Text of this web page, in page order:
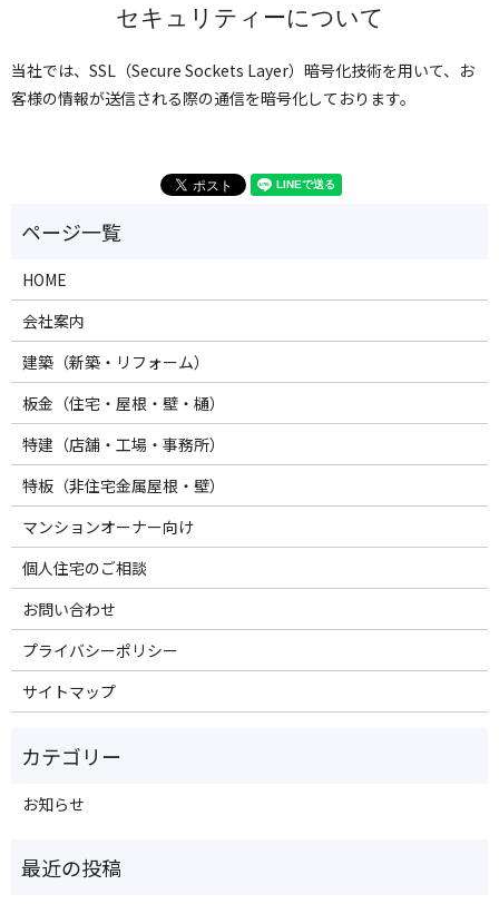
セキュリティーについて
当社では、SSL（Secure Sockets Layer）暗号化技術を用いて、お
客様の情報が送信される際の通信を暗号化しております。
HOME
会社案内
建築（新築・リフォーム）
板金（住宅・屋根・壁・樋）
特建（店舗・工場・事務所）
特板（非住宅金属屋根・壁）
マンションオーナー向け
個人住宅のご相談
お問い合わせ
プライバシーポリシー
サイトマップ
お知らせ